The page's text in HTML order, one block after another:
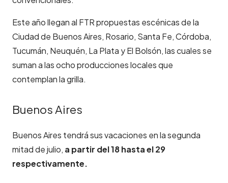
Este año llegan al FTR propuestas escénicas de la
Ciudad de Buenos Aires, Rosario, Santa Fe, Córdoba,
Tucumán, Neuquén, La Plata y El Bolsón, las cuales se
suman a las ocho producciones locales que
contemplan la grilla.
Buenos Aires
Buenos Aires tendrá sus vacaciones en la segunda
mitad de julio, a partir del 18 hasta el 29
respectivamente.